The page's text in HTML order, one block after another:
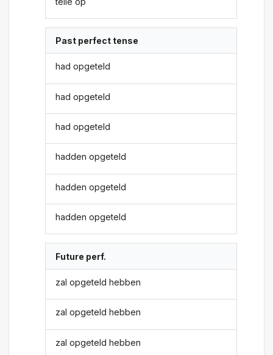
Past perfect tense
had opgeteld
had opgeteld
had opgeteld
hadden opgeteld
hadden opgeteld
hadden opgeteld
Future perf.
zal opgeteld hebben
zal opgeteld hebben
zal opgeteld hebben